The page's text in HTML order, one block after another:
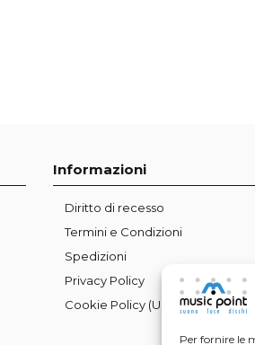
Per fornire le
Informazioni
Diritto di recesso
Termini e Condizioni
Spedizioni
Privacy Policy
Cookie Policy (UE)